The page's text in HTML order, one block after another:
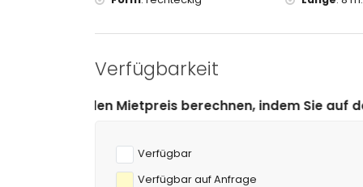
Tennis, Golf, Kajakfahren und Surfen (innerhalb
Verfügbarkeit
berechnen, indem Sie auf das gewünschte An-
Verfügbar
Verfügbar auf Anfrage